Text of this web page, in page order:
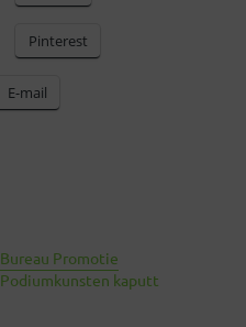
Pinterest
E-mail
Bureau Promotie
Podiumkunsten kaputt